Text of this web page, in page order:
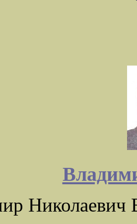
Николаевич